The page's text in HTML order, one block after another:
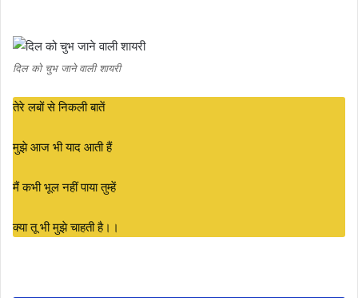
दिल को चुभ जाने वाली शायरी
तेरे लबों से निकली बातें
मुझे आज भी याद आती हैं
मैं कभी भूल नहीं पाया तुम्हें
क्या तू भी मुझे चाहती है।।